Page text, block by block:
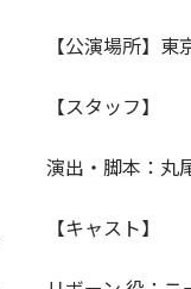
【公演場所】東
【スタッフ】
演出・脚本：丸
【キャスト】